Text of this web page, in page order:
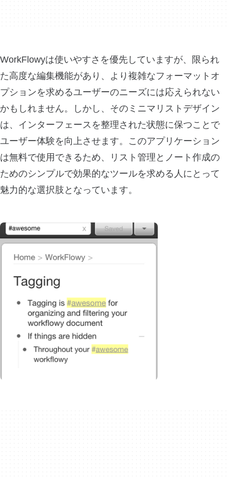
WorkFlowyは使いやすさを優先していますが、限られ
た高度な編集機能があり、より複雑なフォーマットオ
プションを求めるユーザーのニーズには応えられない
かもしれません。しかし、そのミニマリストデザイン
は、インターフェースを整理された状態に保つことで
ユーザー体験を向上させます。このアプリケーション
は無料で使用できるため、リスト管理とノート作成の
ためのシンプルで効果的なツールを求める人にとって
魅力的な選択肢となっています。